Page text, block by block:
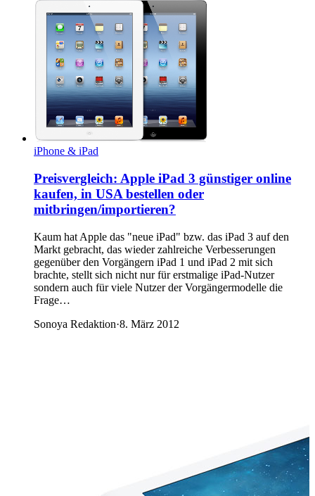
iPhone & iPad
Preisvergleich: Apple iPad 3 günstiger online
kaufen, in USA bestellen oder
mitbringen/importieren?
Kaum hat Apple das "neue iPad" bzw. das iPad 3 auf den
Markt gebracht, das wieder zahlreiche Verbesserungen
gegenüber den Vorgängern iPad 1 und iPad 2 mit sich
brachte, stellt sich nicht nur für erstmalige iPad-Nutzer
sondern auch für viele Nutzer der Vorgängermodelle die
Frage…
Sonoya Redaktion·8. März 2012